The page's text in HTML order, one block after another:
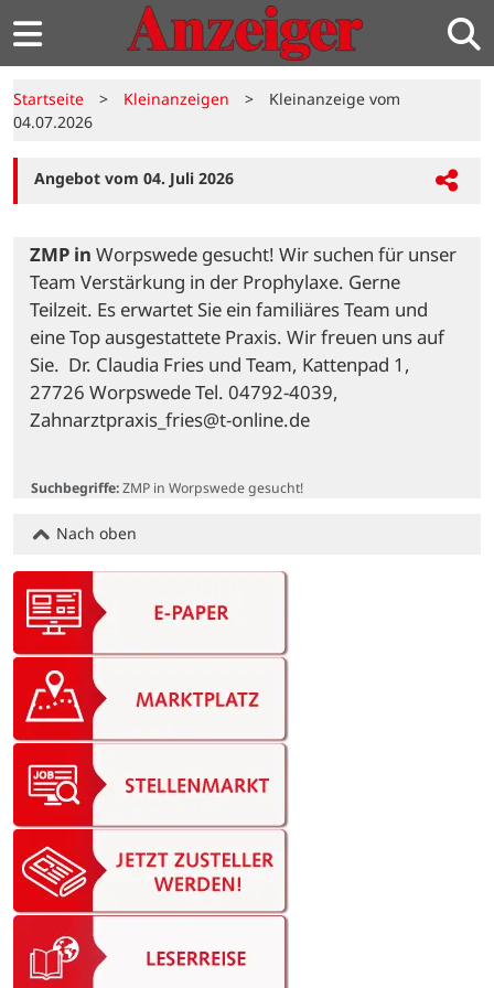
Startseite > Kleinanzeigen >
Kleinanzeige vom
04.07.2026
Angebot vom 04. Juli 2026
ZMP in Worpswede gesucht! Wir suchen für unser
Team Verstärkung in der Prophylaxe. Gerne
Teilzeit. Es erwartet Sie ein familiäres Team und
eine Top ausgestattete Praxis. Wir freuen uns auf
Sie.  Dr. Claudia Fries und Team, Kattenpad 1,
27726 Worpswede Tel. 04792-4039,
Zahnarztpraxis_fries@t-online.de
Suchbegriffe:ZMP in Worpswede gesucht!
Nach oben